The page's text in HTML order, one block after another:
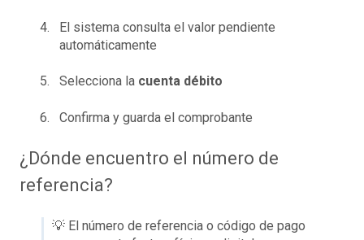
El sistema consulta el valor pendiente
automáticamente
Selecciona la cuenta débito
Confirma y guarda el comprobante
¿Dónde encuentro el número de
referencia?
💡 El número de referencia o código de pago